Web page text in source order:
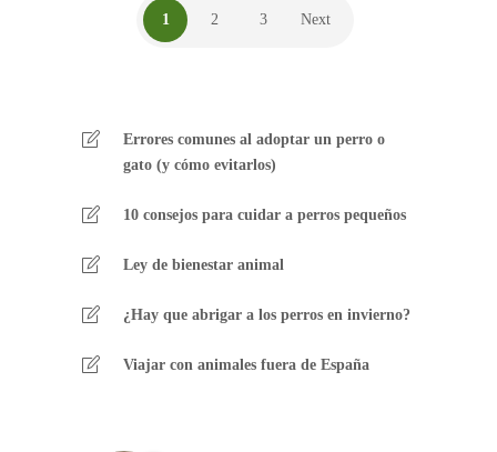
1 2 3 Next
Errores comunes al adoptar un perro o
gato (y cómo evitarlos)
10 consejos para cuidar a perros pequeños
Ley de bienestar animal
¿Hay que abrigar a los perros en invierno?
Viajar con animales fuera de España